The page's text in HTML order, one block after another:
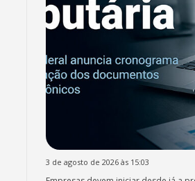
3 de agosto de 2026 às 15:03